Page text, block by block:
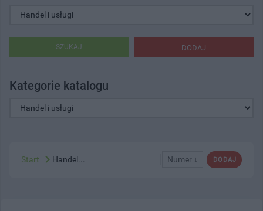
DODAJ
SZUKAJ
Kategorie katalogu
DODAJ
Numer ↓
Start Handel...